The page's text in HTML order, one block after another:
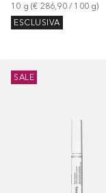
10 g (€ 286,90 / 100 g)
ESCLUSIVA
SALE